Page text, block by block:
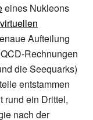
eines Nukleons
virtuellen
Aufteilung
Rechnungen
die Seequarks)
entstammen
rund ein Drittel,
nach der